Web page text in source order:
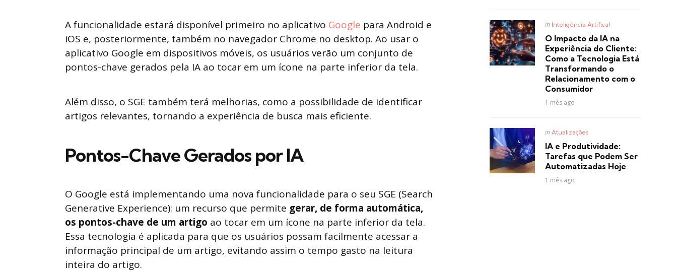
A funcionalidade estará disponível primeiro no aplicativo Google para Android e
iOS e, posteriormente, também no navegador Chrome no desktop. Ao usar o
aplicativo Google em dispositivos móveis, os usuários verão um conjunto de
pontos-chave gerados pela IA ao tocar em um ícone na parte inferior da tela.
Além disso, o SGE também terá melhorias, como a possibilidade de identificar
artigos relevantes, tornando a experiência de busca mais eficiente.
Pontos-Chave Gerados por IA
O Google está implementando uma nova funcionalidade para o seu SGE (Search
Generative Experience): um recurso que permite gerar, de forma automática,
os pontos-chave de um artigo ao tocar em um ícone na parte inferior da tela.
Essa tecnologia é aplicada para que os usuários possam facilmente acessar a
informação principal de um artigo, evitando assim o tempo gasto na leitura
inteira do artigo.
Posted
in Inteligência Artifical
O Impacto da IA na
Experiência do Cliente:
Como a Tecnologia Está
Transformando o
Relacionamento com o
Consumidor
1 mês ago
Posted
in Atualizações
IA e Produtividade:
Tarefas que Podem Ser
Automatizadas Hoje
1 mês ago